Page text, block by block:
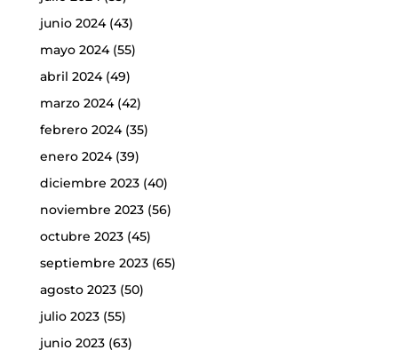
junio 2024(43)
mayo 2024(55)
abril 2024(49)
marzo 2024(42)
febrero 2024(35)
enero 2024(39)
diciembre 2023(40)
noviembre 2023(56)
octubre 2023(45)
septiembre 2023(65)
agosto 2023(50)
julio 2023(55)
junio 2023(63)